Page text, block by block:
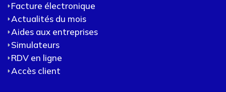
Facture électronique
Actualités du mois
Aides aux entreprises
Simulateurs
RDV en ligne
Accès client